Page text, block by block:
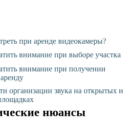
при аренде видеокамеры?
внимание при выборе участка
внимание при получении
организации звука на открытых и
нюансы